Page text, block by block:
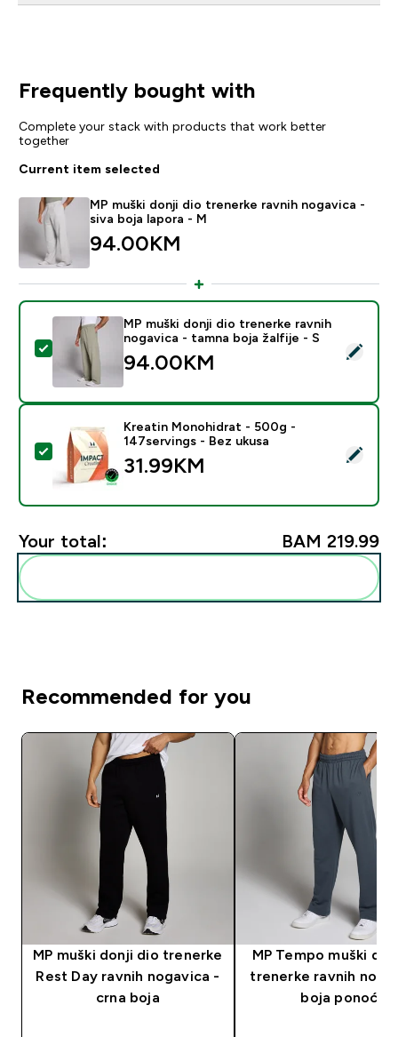
Frequently bought with
Complete your stack with products that work better
together
Current item selected
MP muški donji dio trenerke ravnih nogavica -
siva boja lapora - M
94.00KM‎
Select this product - MP muški donji dio trenerke
MP muški donji dio trenerke ravnih
nogavica - tamna boja žalfije - S
94.00KM‎
Select this product - Kreatin Monohidrat - 500g -
Kreatin Monohidrat - 500g -
147servings - Bez ukusa
31.99KM‎
Your total: BAM 219.99‎
Recommended for you
MP muški donji dio trenerke
Rest Day ravnih nogavica -
crna boja
MP Tempo muški
trenerke ravnih
boja ponoći